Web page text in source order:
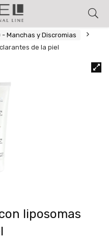
- Manchas y Discromias
de la piel
liposomas